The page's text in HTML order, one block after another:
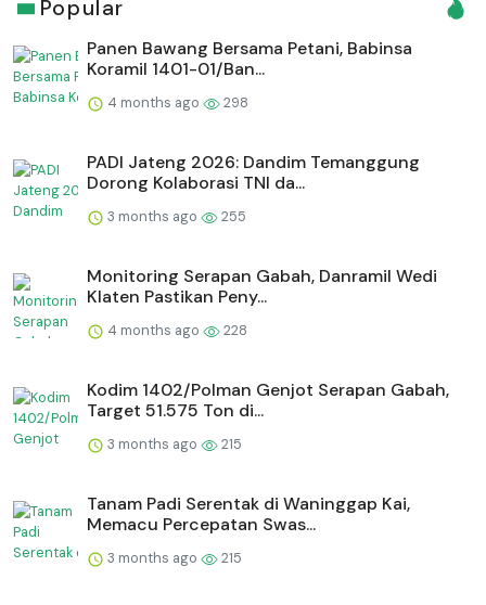
Popular
Panen Bawang Bersama Petani, Babinsa
Koramil 1401-01/Ban...
4 months ago 298
PADI Jateng 2026: Dandim Temanggung
Dorong Kolaborasi TNI da...
3 months ago 255
Monitoring Serapan Gabah, Danramil Wedi
Klaten Pastikan Peny...
4 months ago 228
Kodim 1402/Polman Genjot Serapan Gabah,
Target 51.575 Ton di...
3 months ago 215
Tanam Padi Serentak di Waninggap Kai,
Memacu Percepatan Swas...
3 months ago 215